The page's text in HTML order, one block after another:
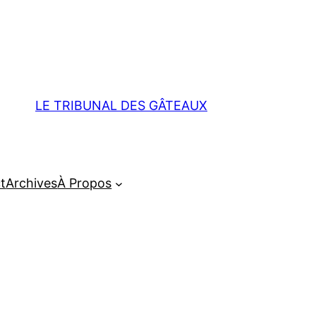
LE TRIBUNAL DES GÂTEAUX
ArchivesÀ Propos